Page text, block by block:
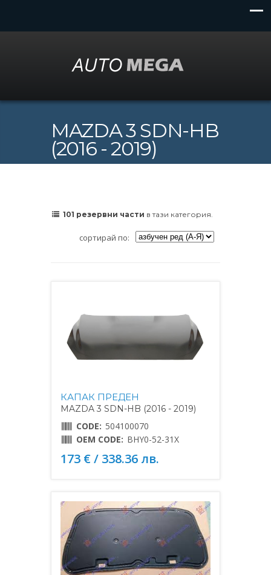
MAZDA 3 SDN-HB
(2016 - 2019)
101 резервни части в тази категория.
сортирай по:
КАПАК ПРЕДЕН
MAZDA 3 SDN-HB (2016 - 2019)
CODE: 504100070
OEM CODE: BHY0-52-31X
173 € / 338.36 лв.